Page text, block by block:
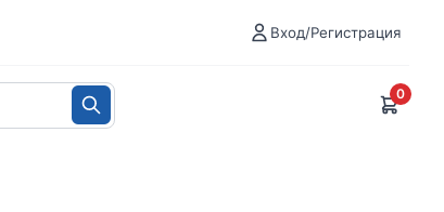
Вход/Регистрация
0